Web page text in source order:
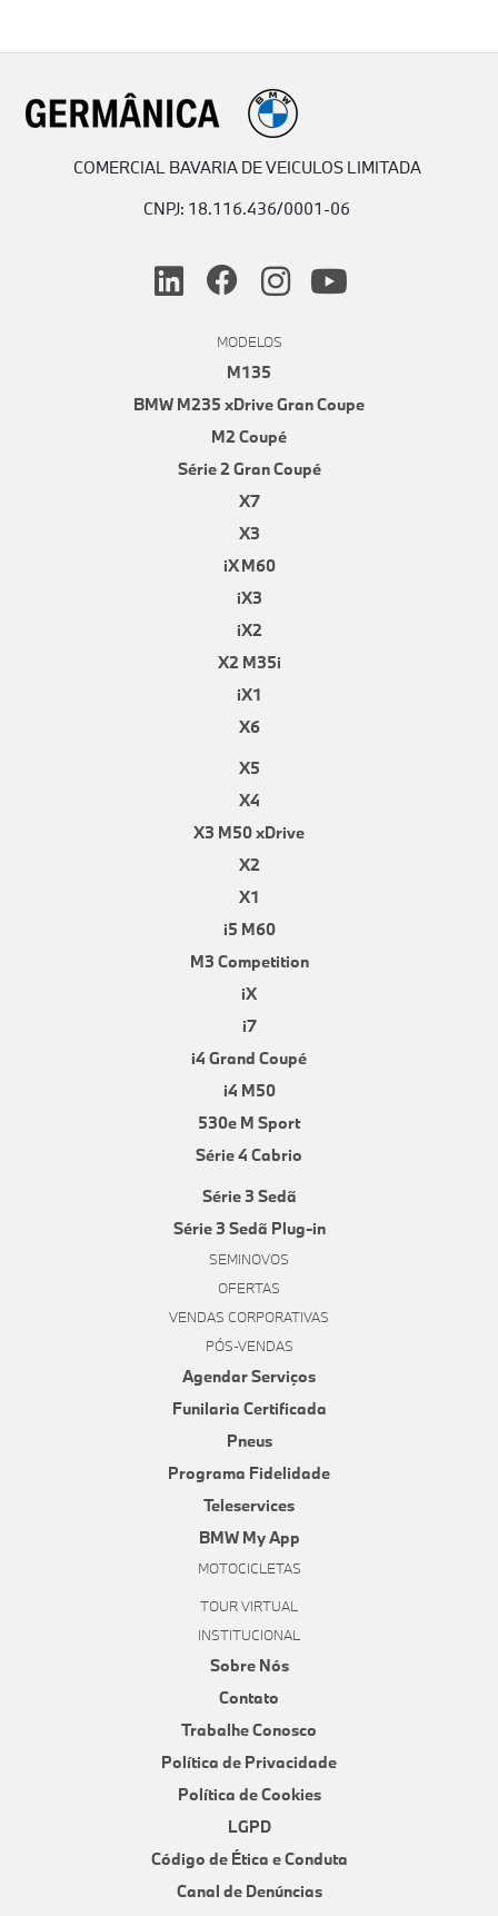
COMERCIAL BAVARIA DE VEICULOS LIMITADA
CNPJ: 18.116.436/0001-06
MODELOS
M135
BMW M235 xDrive Gran Coupe
M2 Coupé
Série 2 Gran Coupé
X7
X3
iX M60
iX3
iX2
X2 M35i
iX1
X6
X5
X4
X3 M50 xDrive
X2
X1
i5 M60
M3 Competition
iX
i7
i4 Grand Coupé
i4 M50
530e M Sport
Série 4 Cabrio
Série 3 Sedã
Série 3 Sedã Plug-in
SEMINOVOS
OFERTAS
VENDAS CORPORATIVAS
PÓS-VENDAS
Agendar Serviços
Funilaria Certificada
Pneus
Programa Fidelidade
Teleservices
BMW My App
MOTOCICLETAS
TOUR VIRTUAL
INSTITUCIONAL
Sobre Nós
Contato
Trabalhe Conosco
Política de Privacidade
Política de Cookies
LGPD
Código de Ética e Conduta
Canal de Denúncias